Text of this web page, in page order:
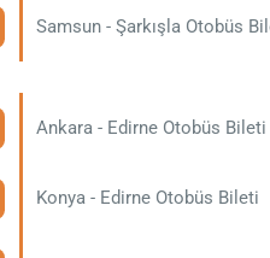
Samsun - Şarkışla Otobüs
Ankara - Edirne Otobüs Bileti
Konya - Edirne Otobüs Bileti